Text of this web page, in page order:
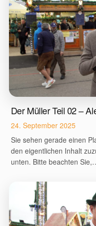
Der Müller Teil 02 –
24. September 2025
Sie sehen gerade einen
den eigentlichen Inhalt
unten. Bitte beachten